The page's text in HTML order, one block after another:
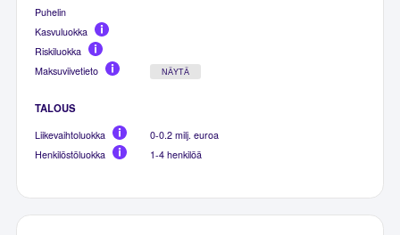
Puhelin
Kasvuluokka
Riskiluokka
Maksuviivetieto
NÄYTÄ
TALOUS
Liikevaihtoluokka
0-0.2 milj. euroa
Henkilöstöluokka
1-4 henkilöä